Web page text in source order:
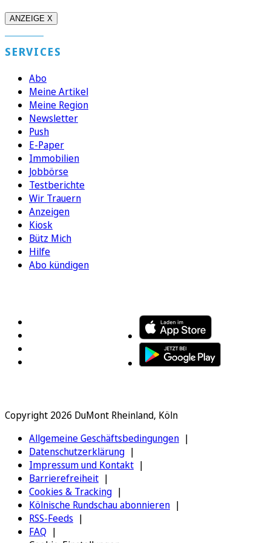
ANZEIGE X
SERVICES
Abo
Meine Artikel
Meine Region
Newsletter
Push
E-Paper
Immobilien
Jobbörse
Testberichte
Wir Trauern
Anzeigen
Kiosk
Bütz Mich
Hilfe
Abo kündigen
Copyright 2026 DuMont Rheinland, Köln
Allgemeine Geschäftsbedingungen
Datenschutzerklärung
Impressum und Kontakt
Barrierefreiheit
Cookies & Tracking
Kölnische Rundschau abonnieren
RSS-Feeds
FAQ